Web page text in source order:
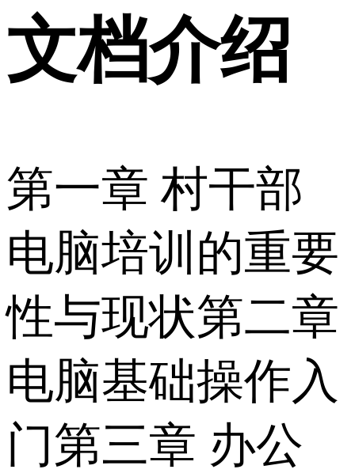
文档介绍
第一章 村干部
电脑培训的重要
性与现状第二章
电脑基础操作入
门第三章 办公